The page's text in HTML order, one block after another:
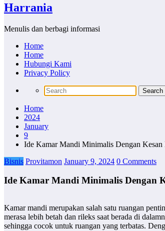
Harrania
Menulis dan berbagi informasi
Home
Home
Hubungi Kami
Privacy Policy
Home
2024
January
9
Ide Kamar Mandi Minimalis Dengan Kesan
Bisnis Provitamon January 9, 2024 0 Comments
Ide Kamar Mandi Minimalis Dengan
Kamar mandi merupakan salah satu ruangan
merasa lebih betah dan rileks saat berada di
sehingga cocok untuk ruangan yang terbatas.